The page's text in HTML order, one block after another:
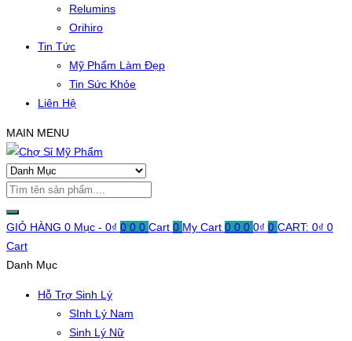
Relumins
Orihiro
Tin Tức
Mỹ Phẩm Làm Đẹp
Tin Sức Khỏe
Liên Hệ
MAIN MENU
GIỎ HÀNG 0 Mục - 0₫ 0 0 0 Cart 0 My Cart 0 0 0 0₫ 0 CART: 0₫ 0
Cart
Danh Mục
Hỗ Trợ Sinh Lý
SInh Lý Nam
Sinh Lý Nữ